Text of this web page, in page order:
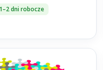
dni robocze